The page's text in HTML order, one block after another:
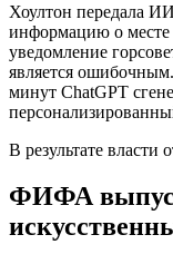
Хоултон передала
информацию о месте
уведомление
является
минут ChatGPT
В результате власти
ФИФА